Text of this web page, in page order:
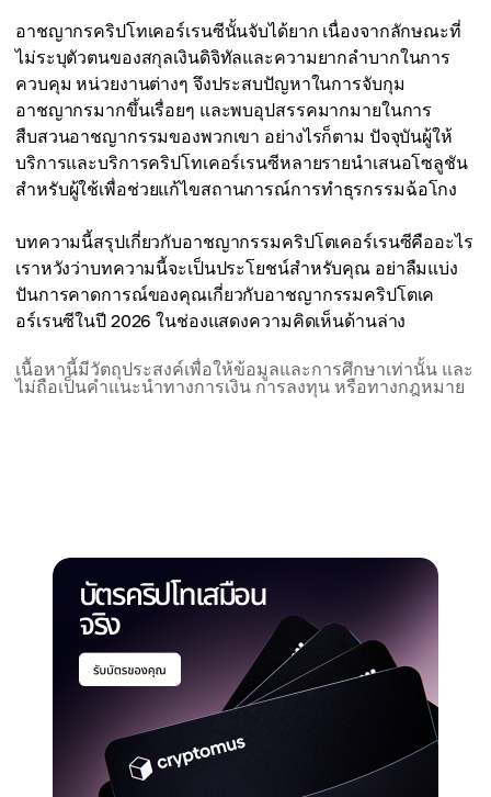
อาชญากรคริปโทเคอร์เรนซีนั้นจับได้ยาก เนื่องจากลักษณะที่
ไม่ระบุตัวตนของสกุลเงินดิจิทัลและความยากลำบากในการ
ควบคุม หน่วยงานต่างๆ จึงประสบปัญหาในการจับกุม
อาชญากรมากขึ้นเรื่อยๆ และพบอุปสรรคมากมายในการ
สืบสวนอาชญากรรมของพวกเขา อย่างไรก็ตาม ปัจจุบันผู้ให้
บริการและบริการคริปโทเคอร์เรนซีหลายรายนำเสนอโซลูชัน
สำหรับผู้ใช้เพื่อช่วยแก้ไขสถานการณ์การทำธุรกรรมฉ้อโกง
บทความนี้สรุปเกี่ยวกับอาชญากรรมคริปโตเคอร์เรนซีคืออะไร
เราหวังว่าบทความนี้จะเป็นประโยชน์สำหรับคุณ อย่าลืมแบ่ง
ปันการคาดการณ์ของคุณเกี่ยวกับอาชญากรรมคริปโตเค
อร์เรนซีในปี 2026 ในช่องแสดงความคิดเห็นด้านล่าง
เนื้อหานี้มีวัตถุประสงค์เพื่อให้ข้อมูลและการศึกษาเท่านั้น และ
ไม่ถือเป็นคำแนะนำทางการเงิน การลงทุน หรือทางกฎหมาย